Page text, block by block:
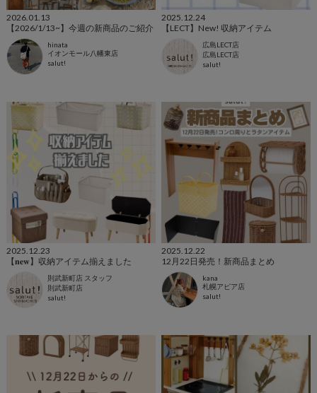
2026.01.13
【2026/1/13~】今週の新商品のご紹介
hinata
イオンモール八幡東店
salut!
2025.12.24
【LECT】New! 収納アイテム
広島LECT店
広島LECT店
salut!
2025.12.23
【𝐧𝐞𝐰】収納アイテム揃えました
則武新町店 スタッフ
則武新町店
salut!
2025.12.22
12月22日発売！新商品まとめ
kana
札幌アピア店
salut!